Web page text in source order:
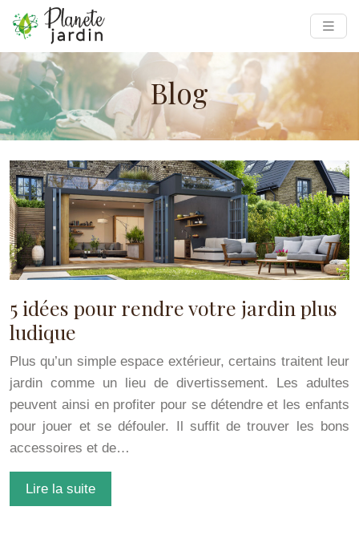
Blog
5 idées pour rendre votre jardin plus
ludique
Plus qu’un simple espace extérieur, certains traitent leur
jardin comme un lieu de divertissement. Les adultes
peuvent ainsi en profiter pour se détendre et les enfants
pour jouer et se défouler. Il suffit de trouver les bons
accessoires et de…
Lire la suite